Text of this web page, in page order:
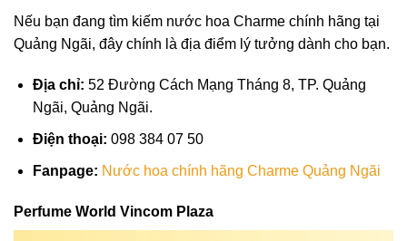
Nếu bạn đang tìm kiếm nước hoa Charme chính hãng tại
Quảng Ngãi, đây chính là địa điểm lý tưởng dành cho bạn.
Địa chỉ: 52 Đường Cách Mạng Tháng 8, TP. Quảng
Ngãi, Quảng Ngãi.
Điện thoại: 098 384 07 50
Fanpage: Nước hoa chính hãng Charme Quảng Ngãi
Perfume World Vincom Plaza